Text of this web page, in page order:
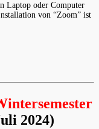
Laptop oder Computer
von “Zoom” ist
2024)